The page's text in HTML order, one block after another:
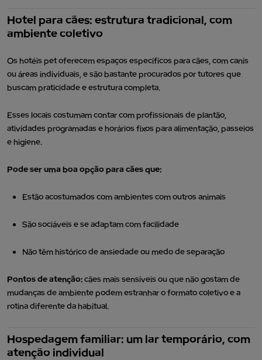
Hotel para cães: estrutura tradicional, com
ambiente coletivo
Os hotéis pet oferecem espaços específicos para cães, com canis
ou áreas individuais, e são bastante procurados por tutores que
buscam praticidade e estrutura completa.
Esses locais costumam contar com profissionais de plantão,
atividades programadas e horários fixos para alimentação, passeios
e higiene.
Pode ser uma boa opção para cães que:
Estão acostumados com ambientes com outros animais
São sociáveis e se adaptam com facilidade
Não têm histórico de ansiedade ou medo de separação
Pontos de atenção:cães mais sensíveis ou que não gostam de
mudanças de ambiente podem estranhar o formato coletivo e a
rotina diferente da habitual.
Hospedagem familiar: um lar temporário, com
atenção individual